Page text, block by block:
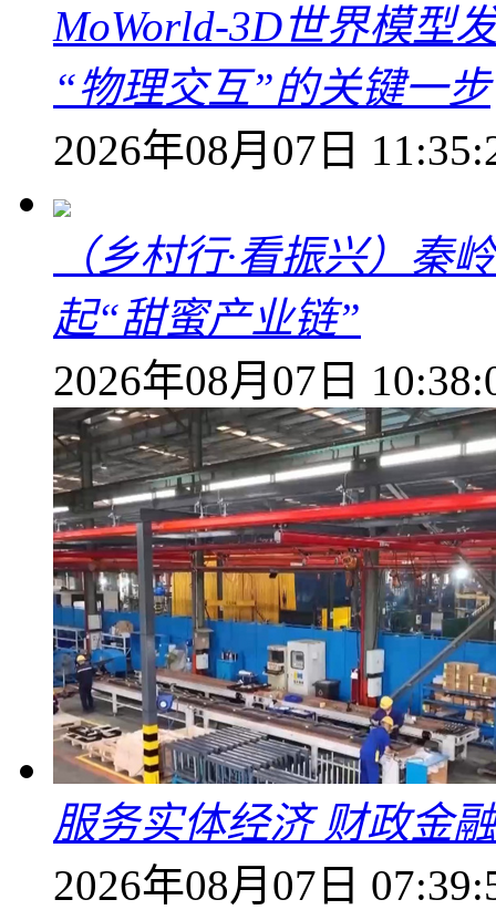
MoWorld-3D世界模型
“物理交互”的关键一步
2026年08月07日
（乡村行·看振兴）秦
起“甜蜜产业链”
2026年08月07日
服务实体经济 财政金
2026年08月07日